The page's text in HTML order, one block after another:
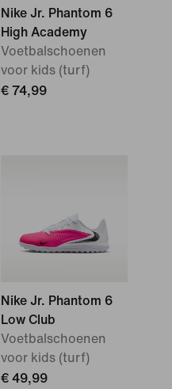
Nike Jr. Phantom 6
High Academy
Voetbalschoenen
voor kids (turf)
€ 74,99
Nike Jr. Phantom 6
Low Club
Voetbalschoenen
voor kids (turf)
€ 49,99